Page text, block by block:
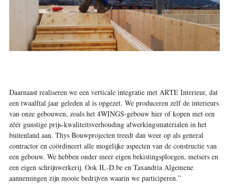
Daarnaast realiseren we een verticale integratie met ARTE Interieur, dat
een twaalftal jaar geleden al is opgezet. We produceren zelf de interieurs
van onze gebouwen, zoals het 4WINGS-gebouw hier of kopen met een
zéér gunstige prijs-kwaliteitsverhouding afwerkingsmaterialen in het
buitenland aan. Thys Bouwprojecten treedt dan weer op als general
contractor en coördineert alle mogelijke aspecten van de constructie van
een gebouw. We hebben onder meer eigen bekistingsploegen, metsers en
een eigen schrijnwerkerij. Ook IL-D.be en Taxandria Algemene
aannemingen zijn mooie bedrijven waarin we participeren.”